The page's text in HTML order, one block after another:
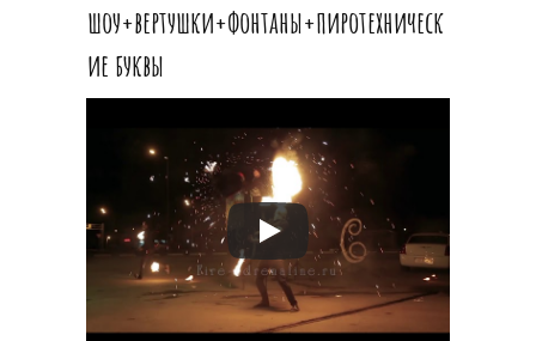
шоу+вертушки+фонтаны+пиротехническ
ие буквы